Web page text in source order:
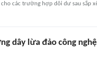
các trường hợp dôi dư sau sắp
dây lừa đảo công